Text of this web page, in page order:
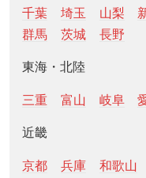
千葉 埼玉 山梨
群馬
茨城 長野
東海・北陸
三重 富山 岐阜
近畿
京都 兵庫 和歌山